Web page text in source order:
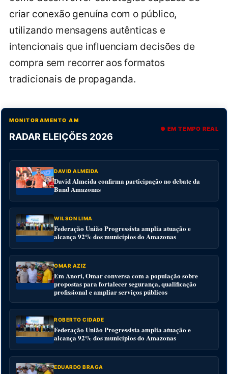
criar conexão genuína com o público,
utilizando mensagens autênticas e
intencionais que influenciam decisões de
compra sem recorrer aos formatos
tradicionais de propaganda.
MONITORAMENTO AM
RADAR ELEIÇÕES 2026
● EM TEMPO REAL
DAVID ALMEIDA
David Almeida confirma participação no debate da
Band Amazonas
WILSON LIMA
Federação União Progressista amplia atuação e
alcança 92% dos municípios do Amazonas
OMAR AZIZ
Em Anori, Omar conversa com a população sobre
propostas para fortalecer segurança, qualificação
profissional e ampliar serviços públicos
ROBERTO CIDADE
Federação União Progressista amplia atuação e
alcança 92% dos municípios do Amazonas
EDUARDO BRAGA